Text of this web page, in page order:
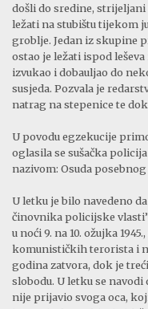
došli do sredine,
ležati na stubištu tijekom
groblje. Jedan iz skupine
ostao je ležati ispod
izvukao i dobauljao do
susjeda. Pozvala je
natrag na stepenice te
U povodu egzekucije
oglasila se sušačka
nazivom: Osuda posebnog
U letku je bilo navedeno
činovnika policijske
u noći 9. na 10. ožujka
komunističkih terorista i
godina zatvora, dok je
slobodu. U letku se
nije prijavio svoga oca,